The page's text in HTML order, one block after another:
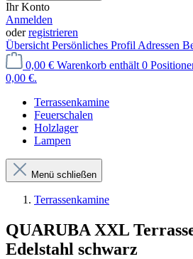
Ihr Konto
Anmelden
oderregistrieren
Übersicht Persönliches Profil Adressen
0,00 € Warenkorb enthält 0
0,00 €.
Terrassenkamine
Feuerschalen
Holzlager
Lampen
Menü schließen
Terrassenkamine
QUARUBA XXL
Edelstahl schwarz